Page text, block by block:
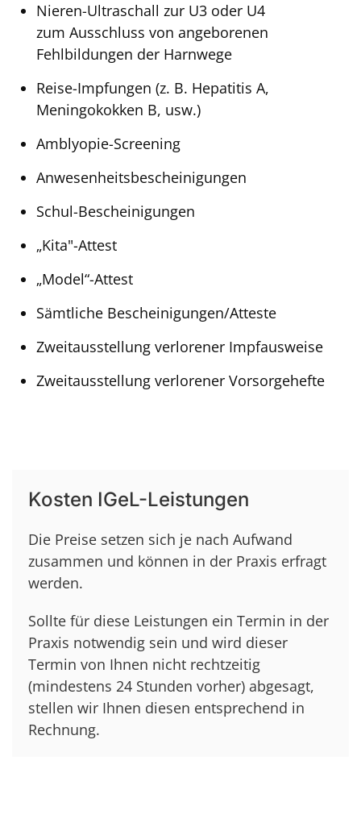
Nieren-Ultraschall zur U3 oder U4
zum Ausschluss von angeborenen
Fehlbildungen der Harnwege
Reise-Impfungen (z. B. Hepatitis A,
Meningokokken B, usw.)
Amblyopie-Screening
Anwesenheitsbescheinigungen
Schul-Bescheinigungen
„Kita"-Attest
„Model“-Attest
Sämtliche Bescheinigungen/Atteste
Zweitausstellung verlorener Impfausweise
Zweitausstellung verlorener Vorsorgehefte
Kosten IGeL-Leistungen
Die Preise setzen sich je nach Aufwand
zusammen und können in der Praxis erfragt
werden.
Sollte für diese Leistungen ein Termin in der
Praxis notwendig sein und wird dieser
Termin von Ihnen nicht rechtzeitig
(mindestens 24 Stunden vorher) abgesagt,
stellen wir Ihnen diesen entsprechend in
Rechnung.